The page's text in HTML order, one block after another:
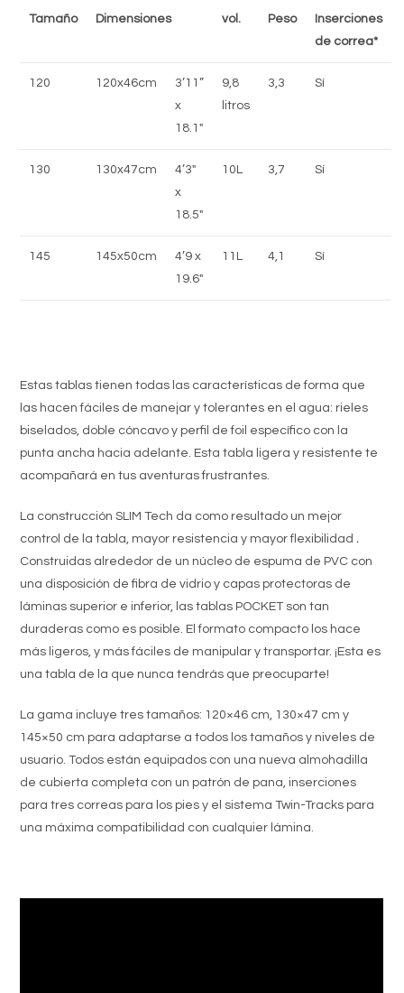
Tamaño Dimensiones vol. Peso
Inserciones
de correa*
120 120x46cm
3’11”
x
18.1″
9,8
litros
3,3 Sí
130 130x47cm
4’3″
x
18.5″
10L 3,7 Sí
145 145x50cm
4’9 x
19.6″
11L 4,1 Sí
Estas tablas tienen todas las características de forma que
las hacen fáciles de manejar y tolerantes en el agua: rieles
biselados, doble cóncavo y perfil de foil específico con la
punta ancha hacia adelante. Esta tabla ligera y resistente te
acompañará en tus aventuras frustrantes.
La construcción SLIM Tech da como resultado un mejor
control de la tabla, mayor resistencia y mayor flexibilidad .
Construidas alrededor de un núcleo de espuma de PVC con
una disposición de fibra de vidrio y capas protectoras de
láminas superior e inferior, las tablas POCKET son tan
duraderas como es posible. El formato compacto los hace
más ligeros, y más fáciles de manipular y transportar. ¡Esta es
una tabla de la que nunca tendrás que preocuparte!
La gama incluye tres tamaños: 120×46 cm, 130×47 cm y
145×50 cm para adaptarse a todos los tamaños y niveles de
usuario. Todos están equipados con una nueva almohadilla
de cubierta completa con un patrón de pana, inserciones
para tres correas para los pies y el sistema Twin-Tracks para
una máxima compatibilidad con cualquier lámina.